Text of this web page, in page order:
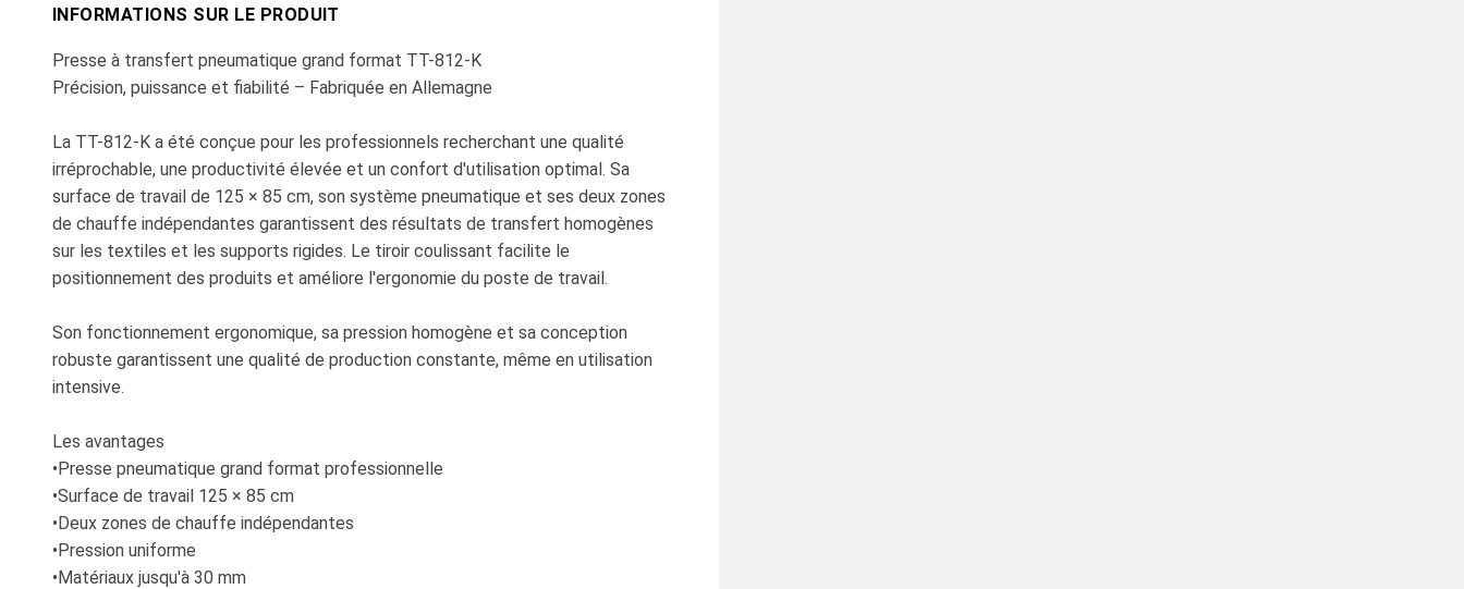
INFORMATIONS SUR LE PRODUIT
Presse à transfert pneumatique grand format TT-812-K
Précision, puissance et fiabilité – Fabriquée en Allemagne
La TT-812-K a été conçue pour les professionnels recherchant une qualité
irréprochable, une productivité élevée et un confort d'utilisation optimal. Sa
surface de travail de 125 × 85 cm, son système pneumatique et ses deux zones
de chauffe indépendantes garantissent des résultats de transfert homogènes
sur les textiles et les supports rigides. Le tiroir coulissant facilite le
positionnement des produits et améliore l'ergonomie du poste de travail.
Son fonctionnement ergonomique, sa pression homogène et sa conception
robuste garantissent une qualité de production constante, même en utilisation
intensive.
Les avantages
•Presse pneumatique grand format professionnelle
•Surface de travail 125 × 85 cm
•Deux zones de chauffe indépendantes
•Pression uniforme
•Matériaux jusqu'à 30 mm